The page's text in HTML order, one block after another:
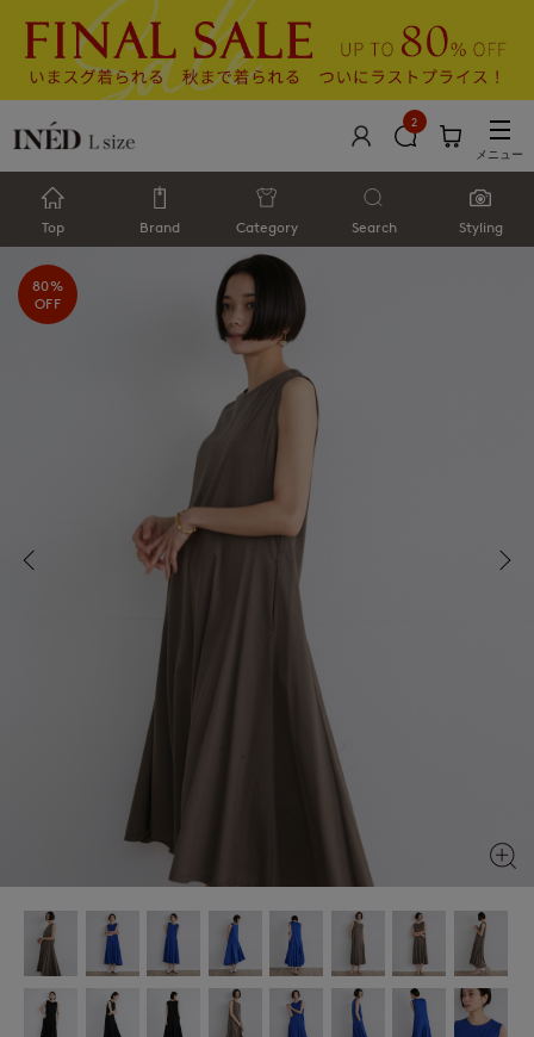
2
メニュー
Top Brand Category Search Styling
80%
OFF